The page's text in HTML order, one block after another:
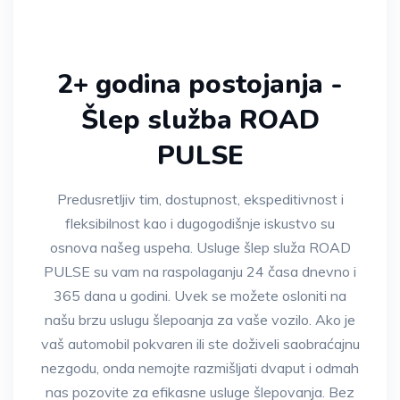
2+ godina postojanja -
Šlep služba ROAD
PULSE
Predusretljiv tim, dostupnost, ekspeditivnost i
fleksibilnost kao i dugogodišnje iskustvo su
osnova našeg uspeha. Usluge šlep služa ROAD
PULSE su vam na raspolaganju 24 časa dnevno i
365 dana u godini. Uvek se možete osloniti na
našu brzu uslugu šlepoanja za vaše vozilo. Ako je
vaš automobil pokvaren ili ste doživeli saobraćajnu
nezgodu, onda nemojte razmišljati dvaput i odmah
nas pozovite za efikasne usluge šlepovanja. Bez